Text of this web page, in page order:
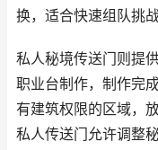
换，适合快速组队挑战
私人秘境传送门则提
职业台制作，制作完
有建筑权限的区域，
私人传送门允许调整